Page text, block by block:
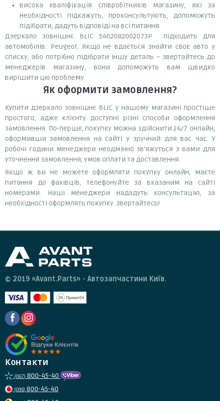
висока кваліфікація співробітників магазину, які за
необхідності підкажуть, проконсультують, допоможуть
підібрати, дадуть відповіді на всі питання.
Дзеркало зовнішнє BLIC 5402082002073P підходить для
автомобілів: Peugeot. Якщо не вдається знайти своє авто у
списку, або потрібно підібрати іншу деталь – звертайтесь до
менеджерів магазину, вони допоможуть вам швидко
вирішити цю проблему.
Як оформити замовлення?
Купити дзеркало зовнішнє BLIC у нашому магазині простіше
простого, адже клієнту доступні різні способи оформлення
замовлення. По-перше, покупку можна здійснити 24/7 онлайн,
оформивши замовлення на сайті у зручний для вас час. У
робочі години менеджери неодмінно зв'яжуться з вами для
уточнення замовлення, умов оплати та доставлення.
Якщо ж ви не можете оформляти покупку онлайн, маєте
питання до фахівців, телефонуйте за вказаним на сайті
номерами. Наші менеджери нададуть консультацію, за
необхідності оформлять покупку. Звертайтесь!
© 2019 «Avant.Parts» - Автозапчастини Київ.
Контакти
(067) 800-45-40
(095) 800-45-40